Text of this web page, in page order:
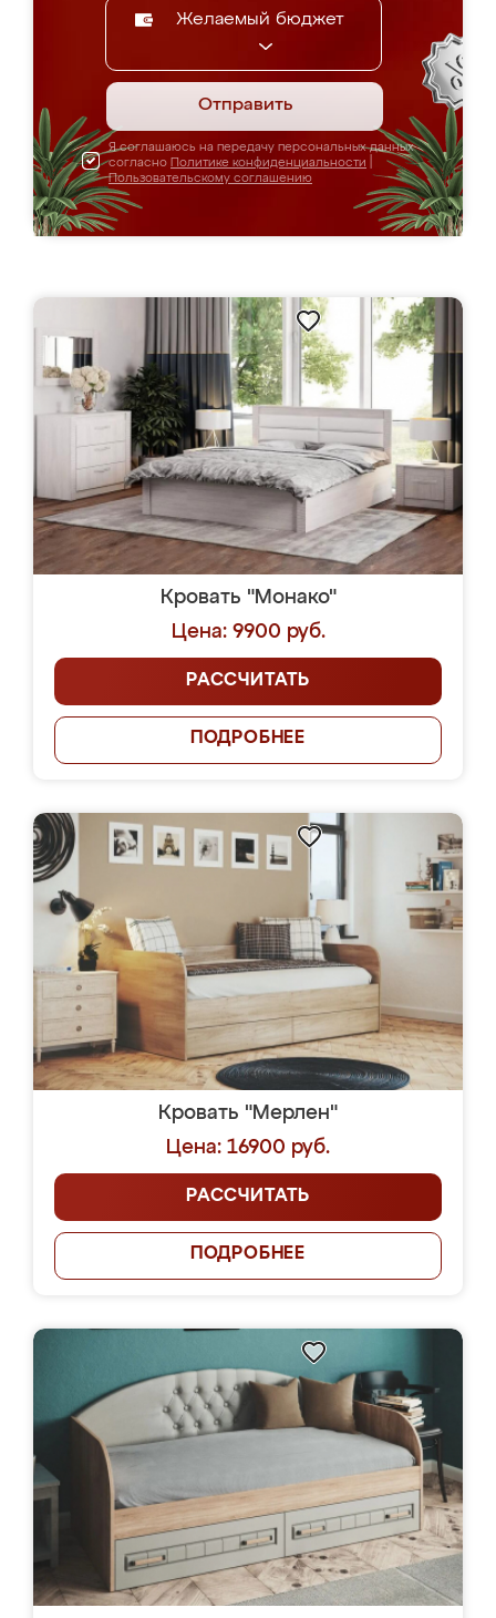
Желаемый бюджет
Отправить
Я соглашаюсь на передачу персональных данных
согласно Политике конфиденциальности
Пользовательскому соглашению
Кровать "Монако"
Цена: 9900 руб.
РАССЧИТАТЬ
ПОДРОБНЕЕ
Кровать "Мерлен"
Цена: 16900 руб.
РАССЧИТАТЬ
ПОДРОБНЕЕ